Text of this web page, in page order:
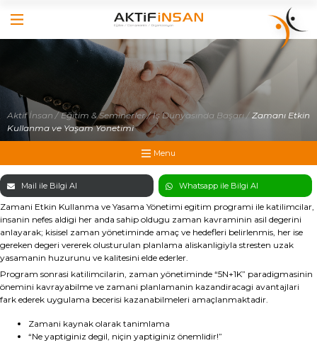
×
Hakkımızda
Hizmetlerimiz
Yönetici Gelişim Programları
Satış Eğitimleri
Referanslarımız
Medya
Aktif İnsan / Eğitim & Seminerler / İş Dünyasında Başarı / Zamanı Etkin
Kullanma ve Yaşam Yönetimi
×
Hakkımızda
İş Dünyasında Başarı
Yönetici Gelişim Programları
Foto Galeri
Video Galeri
İletişim
Menu
Mail ile Bilgi Al Whatsapp ile Bilgi Al
Zamani Etkin Kullanma ve Yasama Yönetimi egitim programi ile katilimcilar,
insanin nefes aldigi her anda sahip oldugu zaman kavraminin asil degerini
anlayarak; kisisel zaman yönetiminde amaç ve hedefleri belirlenmis, her ise
gereken degeri vererek olusturulan planlama aliskanligiyla stresten uzak
yasamanin huzurunu ve kalitesini elde ederler.
Program sonrasi katilimcilarin, zaman yönetiminde “5N+1K” paradigmasinin
önemini kavrayabilme ve zamani planlamanin kazandiracagi avantajlari
fark ederek uygulama becerisi kazanabilmeleri amaçlanmaktadir.
Zamani kaynak olarak tanimlama
“Ne yaptiginiz degil, niçin yaptiginiz önemlidir!”